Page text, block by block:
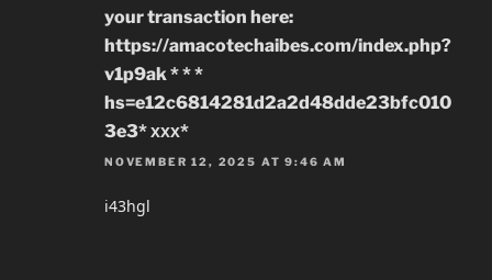
your transaction here:
https://amacotechaibes.com/index.php?
v1p9ak * * *
hs=e12c6814281d2a2d48dde23bfc010
3e3* ххх*
NOVEMBER 12, 2025 AT 9:46 AM
i43hgl